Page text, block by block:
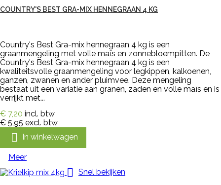
COUNTRY'S BEST GRA-MIX HENNEGRAAN 4 KG
Country's Best Gra-mix hennegraan 4 kg is een
graanmengeling met volle maïs en zonnebloempitten. De
Country's Best Gra-mix hennegraan 4 kg is een
kwaliteitsvolle graanmengeling voor legkippen, kalkoenen,
ganzen, zwanen en ander pluimvee. Deze mengeling
bestaat uit een variatie aan granen, zaden en volle maïs en is
verrijkt met...
€ 7,20 incl. btw
€ 5,95 excl. btw
 In winkelwagen
Meer
 Snel bekijken